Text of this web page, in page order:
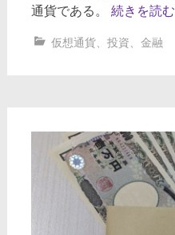
通貨である。 続きを読む
仮想通貨、 投資、 金融